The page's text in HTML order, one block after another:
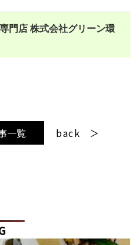
門店 株式会社グリーン環
一覧 back